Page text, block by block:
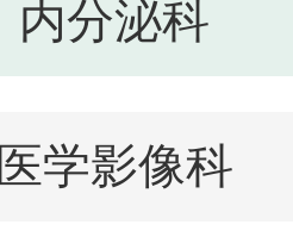
内分泌科
医学影像科